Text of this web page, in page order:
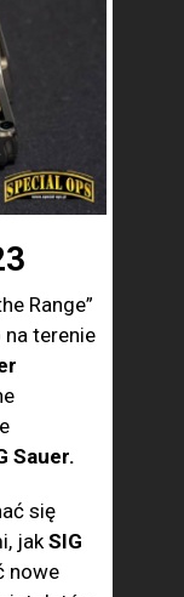
Range”
na terenie
Sauer.
się
jakSIG
nowe